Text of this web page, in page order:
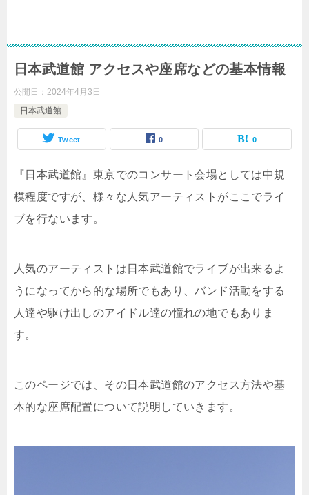
日本武道館 アクセスや座席などの基本情報
公開日： 2024年4月3日
日本武道館
Tweet 0 0
『日本武道館』東京でのコンサート会場としては中規
模程度ですが、様々な人気アーティストがここでライ
ブを行ないます。
人気のアーティストは日本武道館でライブが出来るよ
うになってから的な場所でもあり、バンド活動をする
人達や駆け出しのアイドル達の憧れの地でもありま
す。
このページでは、その日本武道館のアクセス方法や基
本的な座席配置について説明していきます。